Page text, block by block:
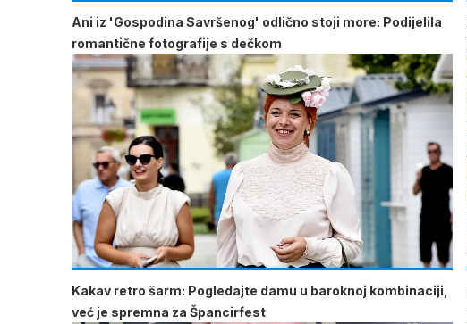
Ani iz 'Gospodina Savršenog' odlično stoji more: Podijelila
romantične fotografije s dečkom
Kakav retro šarm: Pogledajte damu u baroknoj kombinaciji,
već je spremna za Špancirfest